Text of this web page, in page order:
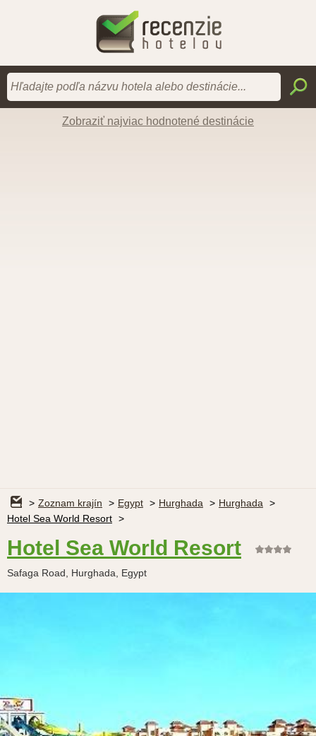
Zobraziť najviac hodnotené destinácie
Zoznam krajín Egypt Hurghada
Hurghada
Hotel Sea World Resort
Hotel Sea World Resort
Safaga Road, Hurghada, Egypt